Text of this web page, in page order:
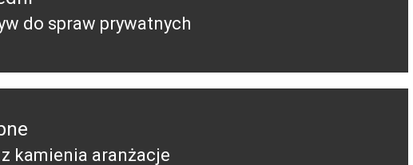
do spraw prywatnych
z kamienia aranżacje